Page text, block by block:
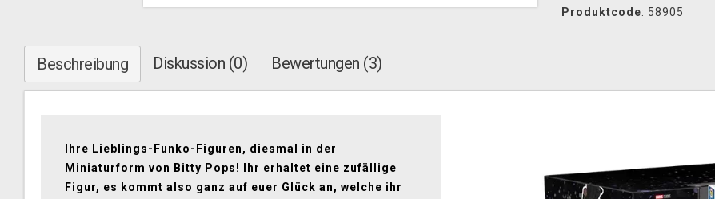
Produktcode: 58905
Beschreibung Diskussion (0) Bewertungen (3)
Ihre Lieblings-Funko-Figuren, diesmal in der
Miniaturform von Bitty Pops! Ihr erhaltet eine zufällige
Figur, es kommt also ganz auf euer Glück an, welche ihr